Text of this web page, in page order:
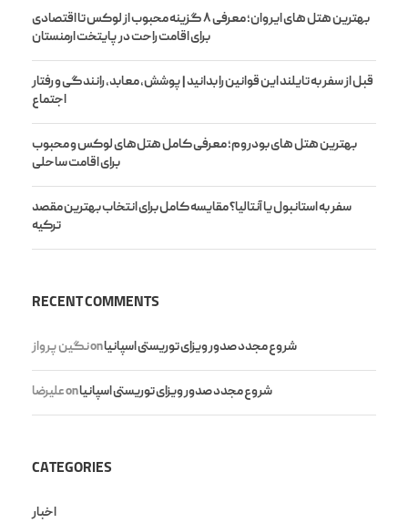
بهترین هتل های ایروان؛ معرفی ۸ گزینه محبوب از لوکس تا اقتصادی
برای اقامت راحت در پایتخت ارمنستان
قبل از سفر به تایلند این قوانین را بدانید | پوشش، معابد، رانندگی و رفتار
اجتماع
بهترین هتل های بودروم؛ معرفی کامل هتل‌های لوکس و محبوب
برای اقامت ساحلی
سفر به استانبول یا آنتالیا؟ مقایسه کامل برای انتخاب بهترین مقصد
ترکیه
RECENT COMMENTS
نگین پروازonشروع مجدد صدور ویزای توریستی اسپانیا
علیرضاonشروع مجدد صدور ویزای توریستی اسپانیا
CATEGORIES
اخبار